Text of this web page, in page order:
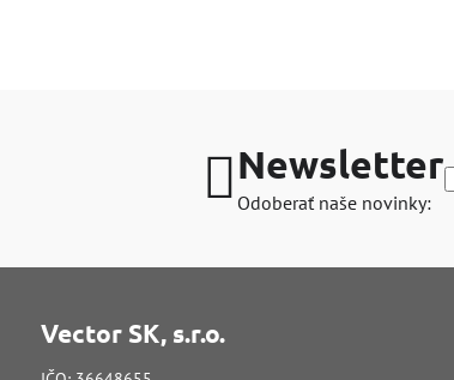
Newsletter
Odoberať naše novinky:
Vector SK, s.r.o.